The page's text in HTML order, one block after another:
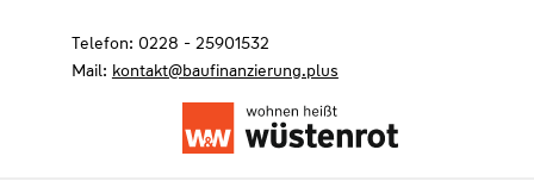
Telefon: 0228 - 25901532
Mail: kontakt@baufinanzierung.plus